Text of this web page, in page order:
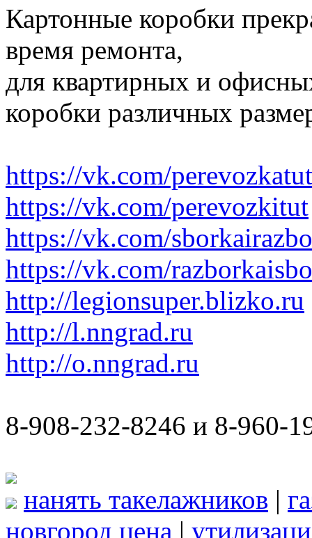
Картонные коробки
время ремонта,
для квартирных и
коробки различных
https://vk.com/perevozkatut
https://vk.com/perevozkitut
https://vk.com/
https://vk.com/
http://legionsuper.blizko.ru
http://l.nngrad.ru
http://o.nngrad.ru
8-908-232-8246 и 8-960-
нанять такелажников |
новгород цена |